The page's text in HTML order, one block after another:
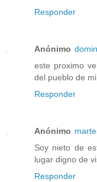
Responder
Anónimo
este proximo
del pueblo de
Responder
Anónimo
Soy nieto de
lugar digno de
Responder